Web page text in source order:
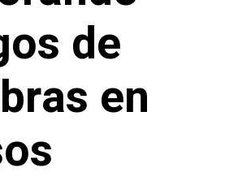
de
en